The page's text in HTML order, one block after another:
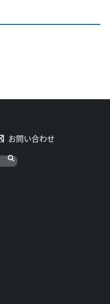
お問い合わせ